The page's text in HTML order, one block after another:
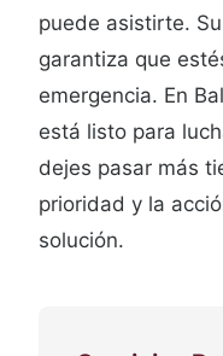
puede asistirte.
garantiza que
emergencia. En
está listo para
dejes pasar más
prioridad y la
solución.